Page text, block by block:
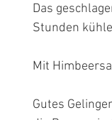
Das
Stunden
Mit
Gutes